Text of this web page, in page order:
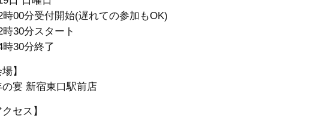
時00分受付開始(遅れての参加もOK)
時30分スタート
時30分終了
】
の宴 新宿東口駅前店
セス】